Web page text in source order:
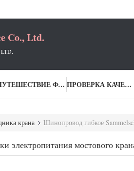
Co., Ltd.
ПУТЕШЕСТВИЕ ФАБРИКИ ПРОВЕРКА КАЧЕСТВА
крана Шинопровод гибкое
электропитания мостового